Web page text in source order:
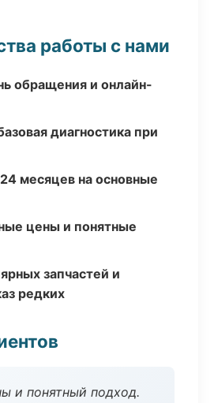
работы с нами
обращения и онлайн-
диагностика при
месяцев на основные
цены и понятные
запчастей и
редких
и понятный подход.